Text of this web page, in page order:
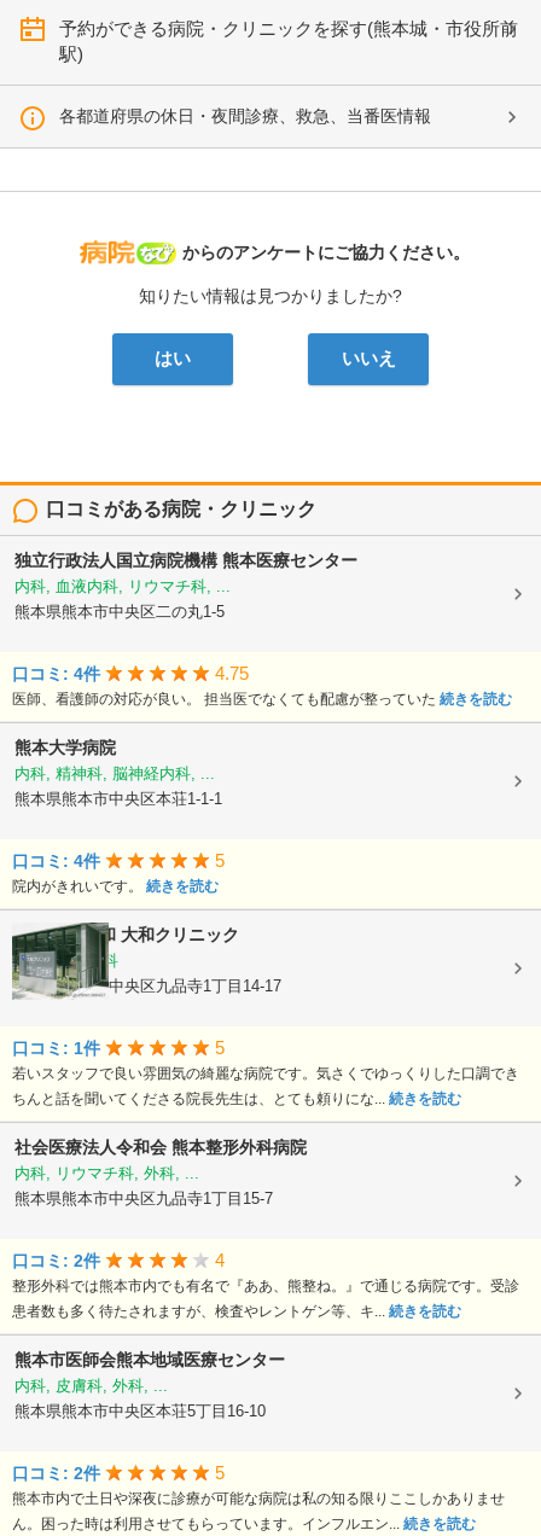
予約ができる病院・クリニックを探す(熊本城・市役所前
駅)
各都道府県の休日・夜間診療、救急、当番医情報
病院なび
からのアンケートにご協力ください。
知りたい情報は見つかりましたか?
はい いいえ
口コミがある病院・クリニック
独立行政法人国立病院機構熊本医療センター
内科, 血液内科, リウマチ科, ...
熊本県熊本市中央区二の丸1-5
口コミ: 4件 4.75
医師、看護師の対応が良い。 担当医でなくても配慮が整っていた 続きを読む
熊本大学病院
内科, 精神科, 脳神経内科, ...
熊本県熊本市中央区本荘1-1-1
口コミ: 4件 5
院内がきれいです。 続きを読む
医療法人大和 大和クリニック
内科, 循環器科
熊本県熊本市中央区九品寺1丁目14-17
口コミ: 1件 5
若いスタッフで良い雰囲気の綺麗な病院です。気さくでゆっくりした口調でき
ちんと話を聞いてくださる院長先生は、とても頼りにな... 続きを読む
社会医療法人令和会 熊本整形外科病院
内科, リウマチ科, 外科, ...
熊本県熊本市中央区九品寺1丁目15-7
口コミ: 2件 4
整形外科では熊本市内でも有名で『ああ、熊整ね。』で通じる病院です。受診
患者数も多く待たされますが、検査やレントゲン等、キ... 続きを読む
熊本市医師会熊本地域医療センター
内科, 皮膚科, 外科, ...
熊本県熊本市中央区本荘5丁目16-10
口コミ: 2件 5
熊本市内で土日や深夜に診療が可能な病院は私の知る限りここしかありませ
ん。困った時は利用させてもらっています。インフルエン... 続きを読む